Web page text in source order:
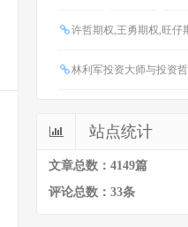
许哲期权,王勇期权,旺仔
林利军投资大师与投资
站点统计
文章总数：4149篇
评论总数：33条